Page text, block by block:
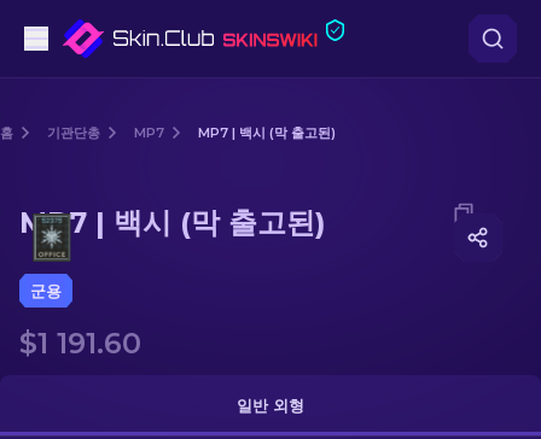
돌격소총
칼
홈 기관단총 MP7 MP7 | 백시 (막 출고된)
Media of MP7 | 백시 (막 출고된)
MP7 | 백시 (막 출고된)
군용
$1 191.60
일반 외형